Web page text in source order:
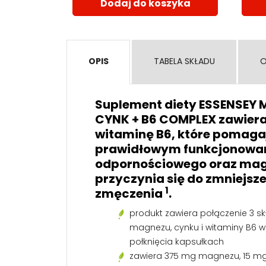
Dodaj do koszyka
OPIS TABELA SKŁADU
Suplement diety ESSENSEY
CYNK + B6 COMPLEX
witaminę B6, które
prawidłowym
odpornościowego oraz
przyczynia się do
zmęczenia 1.
produkt zawiera połączenie 3
magnezu, cynku i witaminy B6
połknięcia kapsułkach
zawiera 375 mg magnezu, 15